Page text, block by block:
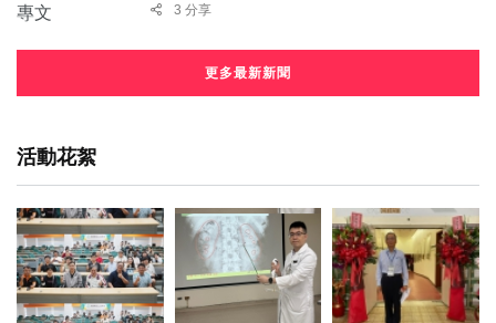
3 分享
更多最新新聞
活動花絮